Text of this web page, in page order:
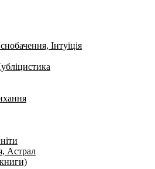
Інтуїція
Астрал